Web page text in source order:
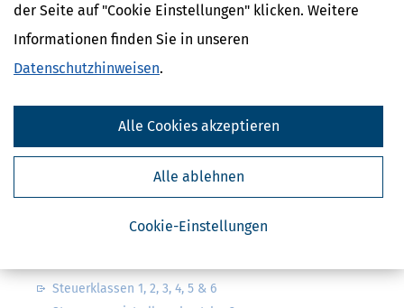
der Seite auf "Cookie Einstellungen" klicken. Weitere
Informationen finden Sie in unseren
Datenschutzhinweisen.
Cookie-Einstellungen
Alle ablehnen
Alle Cookies akzeptieren
Kostenlose Steuertipps & News
Steuertipps Selbstständige
habe ich gelesen.
Abbestellung des Newsletters widerrufen.
Steuerklassen 1, 2, 3, 4, 5 & 6